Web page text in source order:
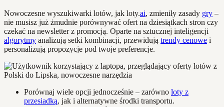
Nowoczesne wyszukiwarki lotów, jak loty.ai, zmieniły zasady gry –
nie musisz już żmudnie porównywać ofert na dziesiątkach stron czy
czekać na newsletter z promocją. Oparte na sztucznej inteligencji
algorytmy analizują setki kombinacji, przewidują trendy cenowe i
personalizują propozycje pod twoje preferencje.
Porównaj wiele opcji jednocześnie – zarówno loty z
przesiadką, jak i alternatywne środki transportu.